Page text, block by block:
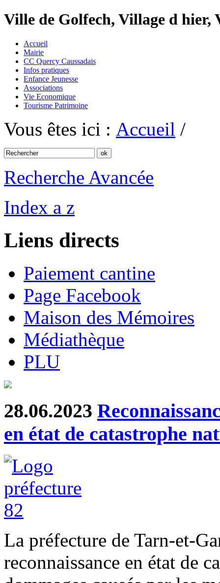
Ville de Golfech, Village d
Accueil
Mairie
CC Quercy Caussadais
Infos pratiques
Enfance Jeunesse
Associations
Vie Economique
Tourisme Patrimoine
Vous êtes ici : Accueil /
Recherche Avancée
Index a z
Liens directs
Paiement cantine
Page Facebook
Maison des Mémoires
Médiathèque
PLU
28.06.2023
en état de catastrophe
La préfecture de Tarn-et-
reconnaissance en état de